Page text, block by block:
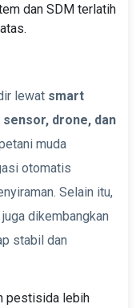
dan SDM terlatih
lewat smart
sensor, drone, dan
muda
otomatis
Selain itu,
juga dikembangkan
stabil dan
pestisida lebih